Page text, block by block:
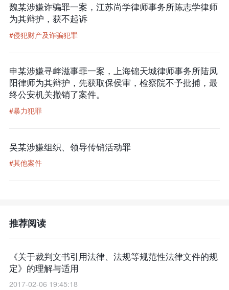
魏某涉嫌诈骗罪一案，江苏尚学律师事务所陈志学律师
为其辩护，获不起诉
#侵犯财产及诈骗犯罪
申某涉嫌寻衅滋事罪一案，上海锦天城律师事务所陆凤
阳律师为其辩护，先获取保侯审，检察院不予批捕，最
终公安机关撤销了案件。
#暴力犯罪
吴某涉嫌组织、领导传销活动罪
#其他案件
推荐阅读
《关于裁判文书引用法律、法规等规范性法律文件的规
定》的理解与适用
2017-02-06 19:45:18